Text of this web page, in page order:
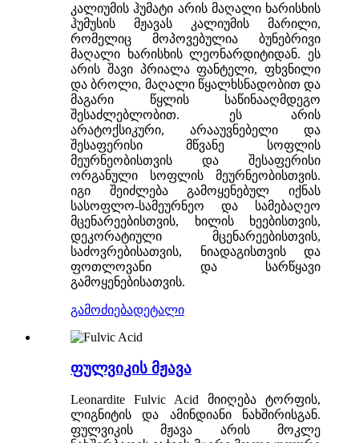
კალიუმის ჰუმატი არის მაღალი ხარისხის
ჰუმუსის მჟავას კალიუმის მარილი,
რომელიც მოპოვებულია ბუნებრივი
მაღალი ხარისხის ლეონარდიტიდან. ეს
არის შავი პრიალა ფანტელი, ფხვნილი
და ბროლი, მაღალი წყალხსნადობით და
მაგარი წყლის საწინააღმდეგო
შესაძლებლობით. ეს არის
არატოქსიკური, არააუვნებელი და
შესაფერისი მწვანე სოფლის
მეურნეობისთვის და შესაფერისი
ორგანული სოფლის მეურნეობისთვის.
იგი შეიძლება გამოყენებულ იქნას
სასოფლო-სამეურნეო და სამებაღეო
მცენარეებისთვის, ხილის ხეებისთვის,
დეკორატიული მცენარეებისთვის,
საძოვრებისათვის, ნიადაგისთვის და
ფოთლოვანი და სარწყავი
გამოყენებისათვის.
გამოძიებადეტალი
ფულვიკის მჟავა
Leonardite Fulvic Acid მიიღება ტორფის,
ლიგნიტის და ამინდიანი ნახშირისგან.
ფულვიკის მჟავა არის მოკლე